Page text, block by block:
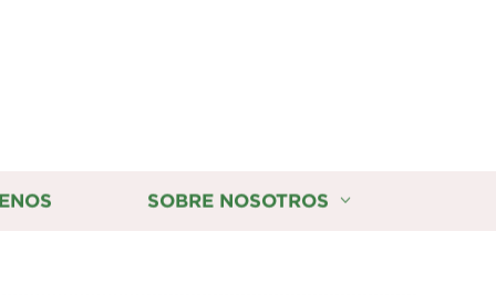
SOBRE NOSOTROS